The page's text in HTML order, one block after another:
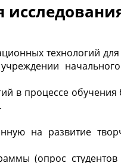
технологий для
в процессе обучения
на развитие
(опрос